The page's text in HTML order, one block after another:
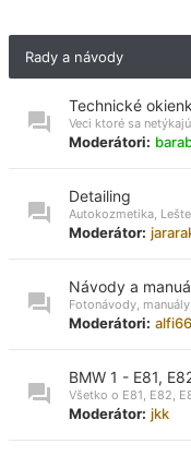
Rady a návody
Technické
Veci ktoré sa
Moderátori:
Detailing
Autokozmetika,
Moderátor:
Návody a
Fotonávody, manuály
Moderátori:
BMW 1 - E81,
Všetko o E81, E82,
Moderátor: jkk